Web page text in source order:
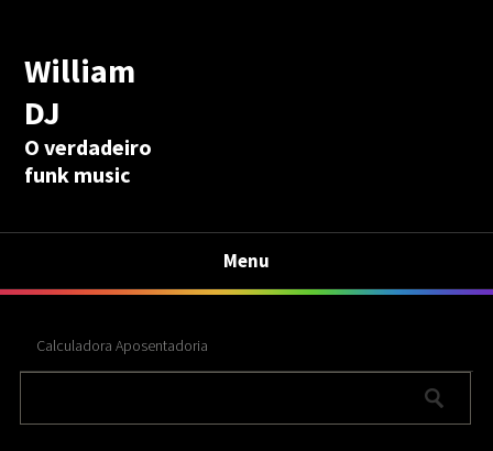
William
DJ
O verdadeiro
funk music
Menu
Calculadora Aposentadoria